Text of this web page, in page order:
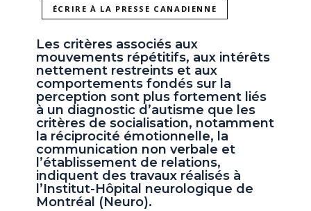
ÉCRIRE À LA PRESSE CANADIENNE
Les critères associés aux
mouvements répétitifs, aux intérêts
nettement restreints et aux
comportements fondés sur la
perception sont plus fortement liés
à un diagnostic d’autisme que les
critères de socialisation, notamment
la réciprocité émotionnelle, la
communication non verbale et
l’établissement de relations,
indiquent des travaux réalisés à
l’Institut-Hôpital neurologique de
Montréal (Neuro).